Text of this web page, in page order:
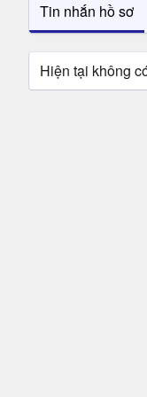
Tin nhắn hồ sơ
Hiện tại không